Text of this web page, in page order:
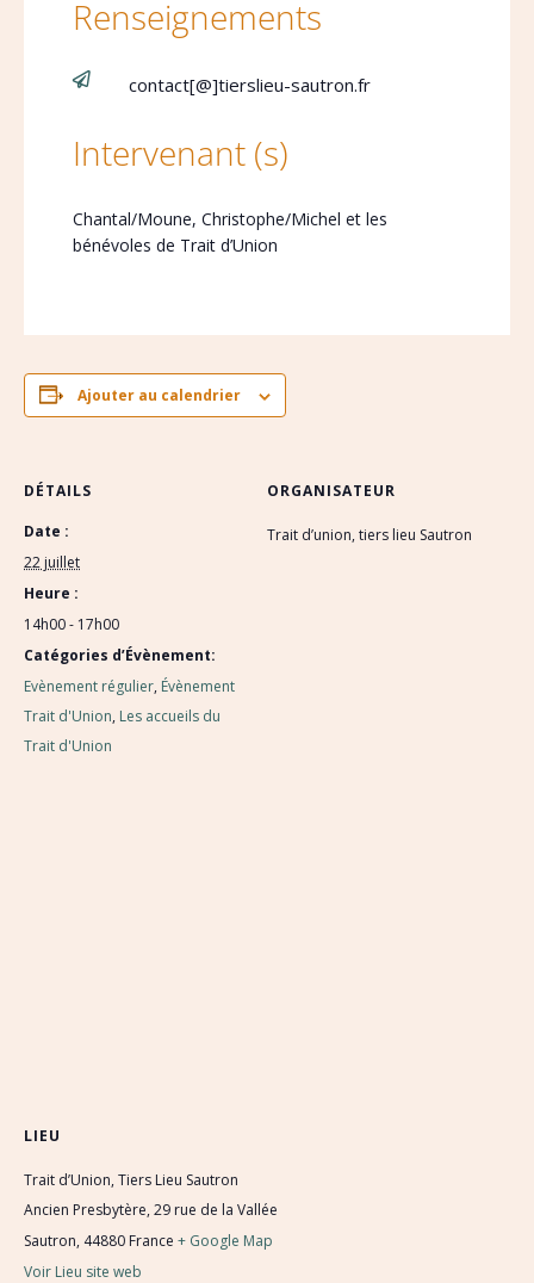
Renseignements
 contact[@]tierslieu-sautron.fr
Intervenant (s)
Chantal/Moune, Christophe/Michel et les
bénévoles de Trait d’Union
Ajouter au calendrier
DÉTAILS
Date :
22 juillet
Heure :
14h00 - 17h00
Catégories d’Évènement:
Evènement régulier, Évènement
Trait d'Union, Les accueils du
Trait d'Union
ORGANISATEUR
Trait d’union, tiers lieu Sautron
LIEU
Trait d’Union, Tiers Lieu Sautron
Ancien Presbytère, 29 rue de la Vallée
Sautron, 44880 France + Google Map
Voir Lieu site web